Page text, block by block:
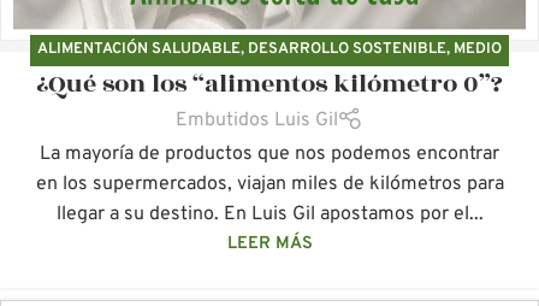
ALIMENTACIÓN SALUDABLE, DESARROLLO SOSTENIBLE, MEDIO
AMBIENTE,PRODUCTOS ECOLÓGICOS
¿Qué son los “alimentos kilómetro 0”?
Embutidos Luis Gil
La mayoría de productos que nos podemos encontrar
en los supermercados, viajan miles de kilómetros para
llegar a su destino. En Luis Gil apostamos por el...
LEER MÁS